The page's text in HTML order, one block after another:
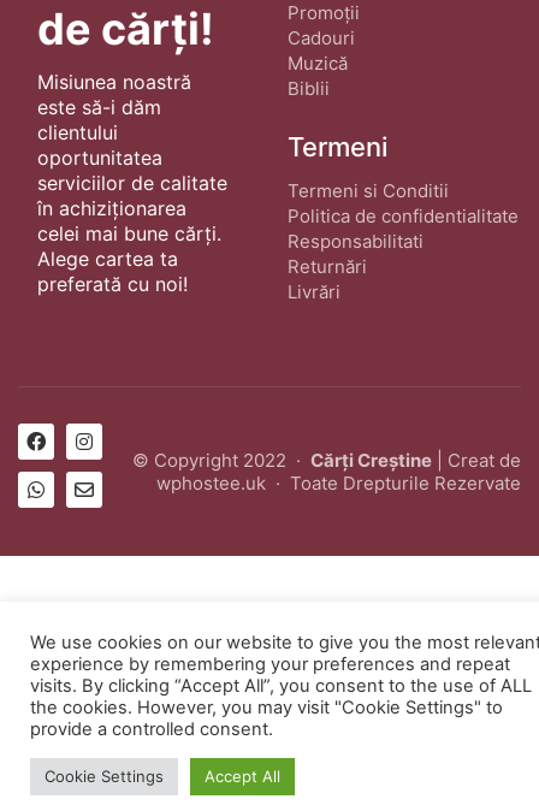
de cărți!
Misiunea noastră
este să-i dăm
clientului
oportunitatea
serviciilor de calitate
în achiziționarea
celei mai bune cărți.
Alege cartea ta
preferată cu noi!
Promoții
Cadouri
Muzică
Biblii
Termeni
Termeni si Conditii
Politica de confidentialitate
Responsabilitati
Returnări
Livrări
© Copyright 2022 · Cărți Creștine | Creat de
wphostee.uk · Toate Drepturile Rezervate
We use cookies on our website to give you the most
experience by remembering your preferences and repeat
visits. By clicking “Accept All”, you consent to the use of ALL
the cookies. However, you may visit "Cookie Settings" to
provide a controlled consent.
Cookie Settings Accept All